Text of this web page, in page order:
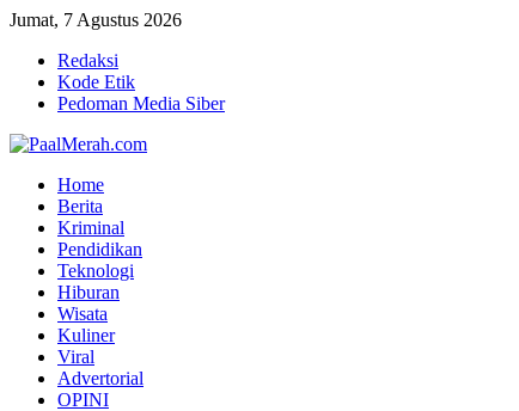
Jumat, 7 Agustus 2026
Redaksi
Kode Etik
Pedoman Media Siber
Home
Berita
Kriminal
Pendidikan
Teknologi
Hiburan
Wisata
Kuliner
Viral
Advertorial
OPINI